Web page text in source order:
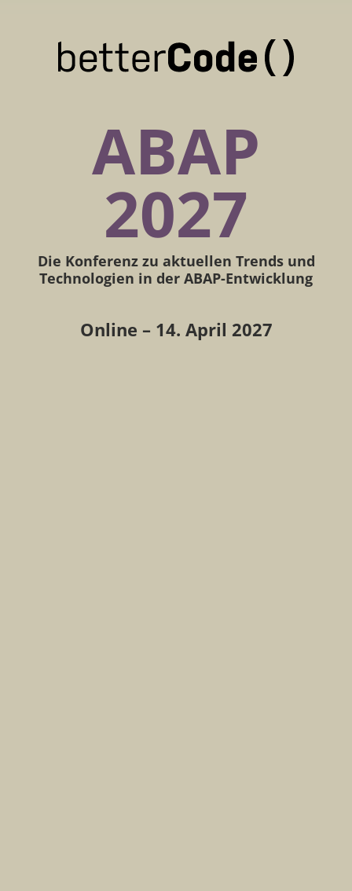
ABAP
2027
Die Konferenz zu aktuellen Trends und
Technologien in der ABAP-Entwicklung
Online – 14. April 2027